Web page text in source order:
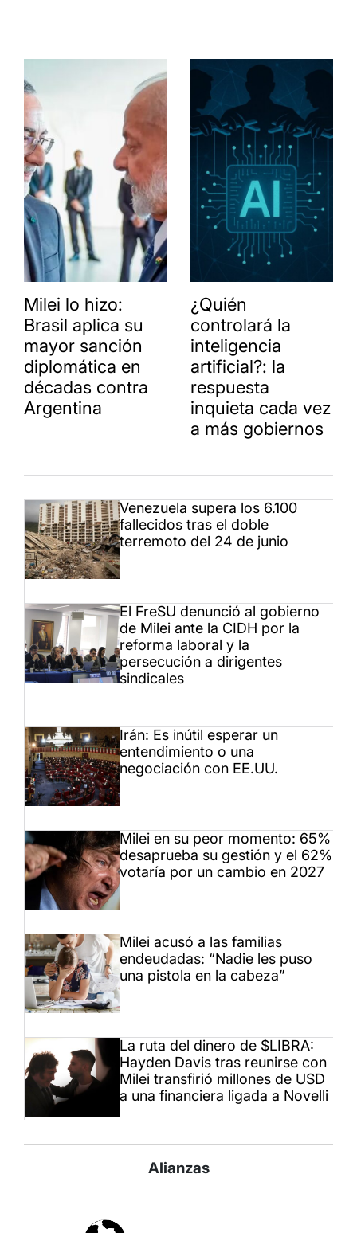
Milei lo hizo:
Brasil aplica su
mayor sanción
diplomática en
décadas contra
Argentina
¿Quién
controlará la
inteligencia
artificial?: la
respuesta
inquieta cada vez
a más gobiernos
Venezuela supera los 6.100
fallecidos tras el doble
terremoto del 24 de junio
El FreSU denunció al gobierno
de Milei ante la CIDH por la
reforma laboral y la
persecución a dirigentes
sindicales
Irán: Es inútil esperar un
entendimiento o una
negociación con EE.UU.
Milei en su peor momento: 65%
desaprueba su gestión y el 62%
votaría por un cambio en 2027
Milei acusó a las familias
endeudadas: “Nadie les puso
una pistola en la cabeza”
La ruta del dinero de $LIBRA:
Hayden Davis tras reunirse con
Milei transfirió millones de USD
a una financiera ligada a Novelli
Alianzas